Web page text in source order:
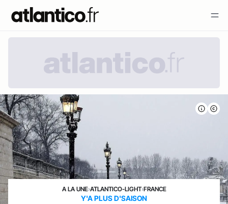
A LA UNE›ATLANTICO-LIGHT›FRANCE
Y'A PLUS D'SAISON